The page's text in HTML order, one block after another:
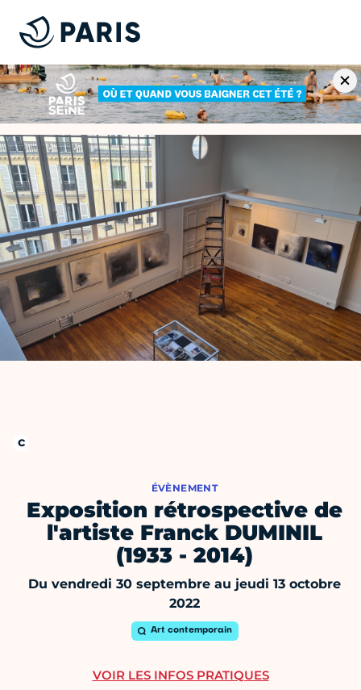
ÉVÈNEMENT
Exposition rétrospective de
l'artiste Franck DUMINIL
(1933 - 2014)
Du vendredi 30 septembre au jeudi 13 octobre
2022
Art contemporain
VOIR LES INFOS PRATIQUES